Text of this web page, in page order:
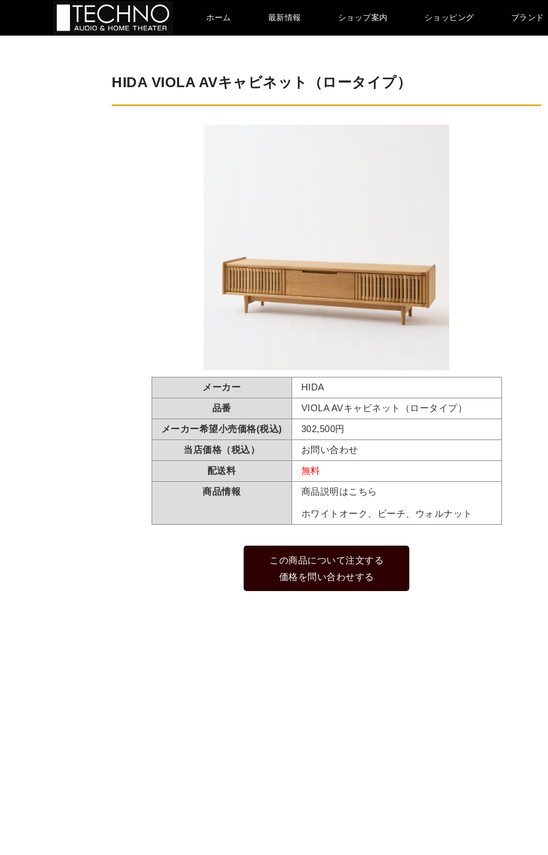
ホーム 最新情報 ショップ案内 ショッピング ブランド
HIDA VIOLA AVキャビネット（ロータイプ）
メーカー
HIDA
品番
VIOLA AVキャビネット（ロータイプ）
メーカー希望小売価格(税込)
302,500円
当店価格（税込）
お問い合わせ
配送料
無料
商品情報
商品説明はこちら
ホワイトオーク、ビーチ、ウォルナット
この商品について注文する
価格を問い合わせする